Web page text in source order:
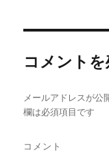
b
o
o
k
r
コメント
メールアドレスが公
欄は必須項目です
コメント